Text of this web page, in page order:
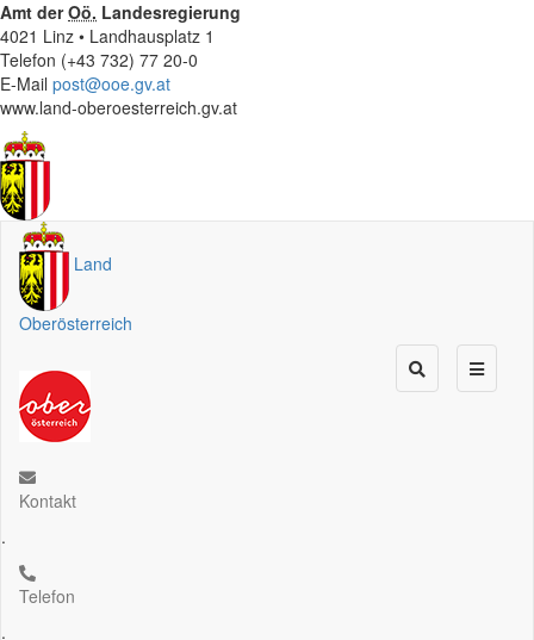
Amt derOö. Landesregierung
4021 Linz • Landhausplatz 1
Telefon (+43 732) 77 20-0
E-Mail post@ooe.gv.at
www.land-oberoesterreich.gv.at
Land
Oberösterreich
Kontakt
.
Telefon
.